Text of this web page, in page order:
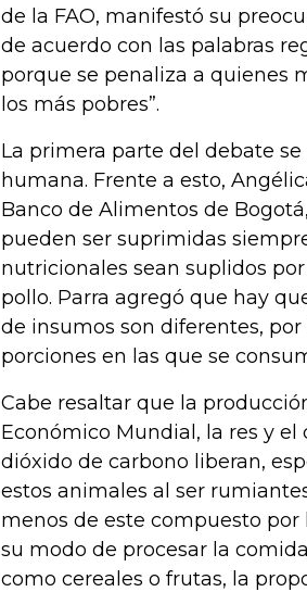
de la FAO, manifestó su
de acuerdo con las palabras
porque se penaliza a quienes
los más pobres”.
La primera parte del debate
humana. Frente a esto,
Banco de Alimentos de
pueden ser suprimidas
nutricionales sean suplidos
pollo. Parra agregó que hay
de insumos son diferentes,
porciones en las que se
Cabe resaltar que la
Económico Mundial, la res y
dióxido de carbono liberan,
estos animales al ser
menos de este compuesto
su modo de procesar la
como cereales o frutas, la